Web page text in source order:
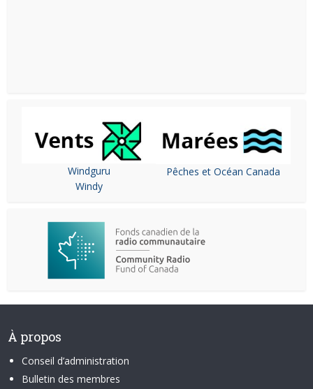
Windguru
Windy
Pêches et Océan Canada
À propos
Conseil d’administration
Bulletin des membres